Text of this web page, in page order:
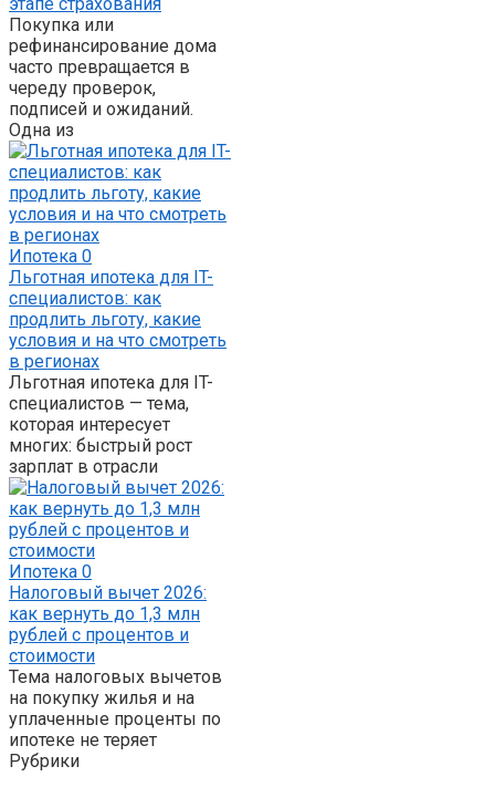
Покупка или
рефинансирование дома
часто превращается в
череду проверок,
подписей и ожиданий.
Одна из
Ипотека 0
Льготная ипотека для IT-
специалистов: как
продлить льготу, какие
условия и на что смотреть
в регионах
Льготная ипотека для IT-
специалистов — тема,
которая интересует
многих: быстрый рост
зарплат в отрасли
Ипотека 0
Налоговый вычет 2026:
как вернуть до 1,3 млн
рублей с процентов и
стоимости
Тема налоговых вычетов
на покупку жилья и на
уплаченные проценты по
ипотеке не теряет
Рубрики